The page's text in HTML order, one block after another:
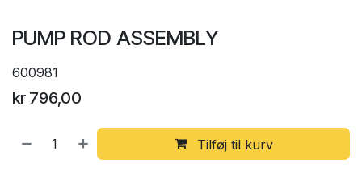
PUMP ROD ASSEMBLY
600981
kr 796,00
Tilføj til kurv